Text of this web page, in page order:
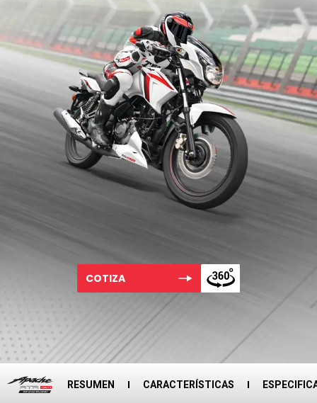
COTIZA
RESUMEN CARACTERÍSTICAS